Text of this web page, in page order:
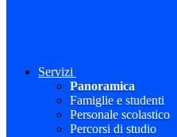
Servizi
Panoramica
Famiglie e studenti
Personale scolastico
Percorsi di studio